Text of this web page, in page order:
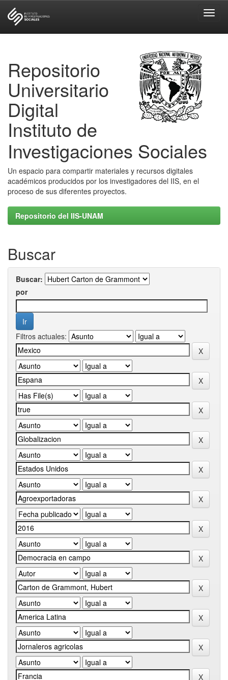
Repositorio
Universitario
Digital
Instituto de
Investigaciones Sociales
Un espacio para compartir materiales y recursos digitales
académicos producidos por los investigadores del IIS, en el
proceso de sus diferentes proyectos.
Repositorio del IIS-UNAM
Buscar
Buscar:
por
Filtros actuales: